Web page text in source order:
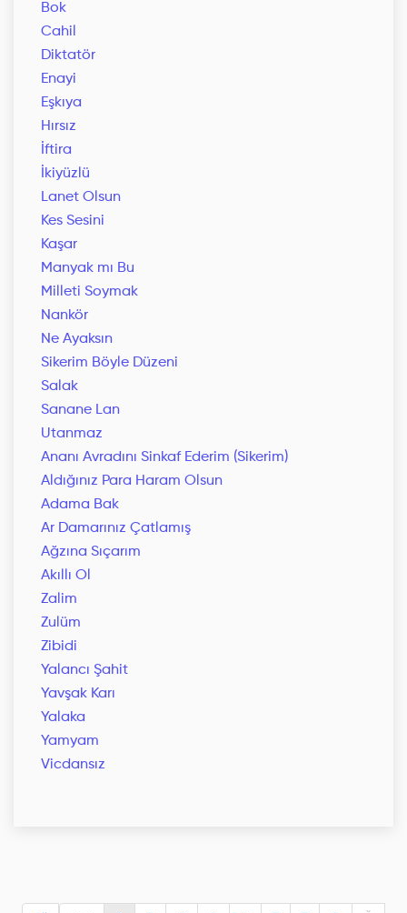
Bok
Cahil
Diktatör
Enayi
Eşkıya
Hırsız
İftira
İkiyüzlü
Lanet Olsun
Kes Sesini
Kaşar
Manyak mı Bu
Milleti Soymak
Nankör
Ne Ayaksın
Sikerim Böyle Düzeni
Salak
Sanane Lan
Utanmaz
Ananı Avradını Sinkaf Ederim (Sikerim)
Aldığınız Para Haram Olsun
Adama Bak
Ar Damarınız Çatlamış
Ağzına Sıçarım
Akıllı Ol
Zalim
Zulüm
Zibidi
Yalancı Şahit
Yavşak Karı
Yalaka
Yamyam
Vicdansız